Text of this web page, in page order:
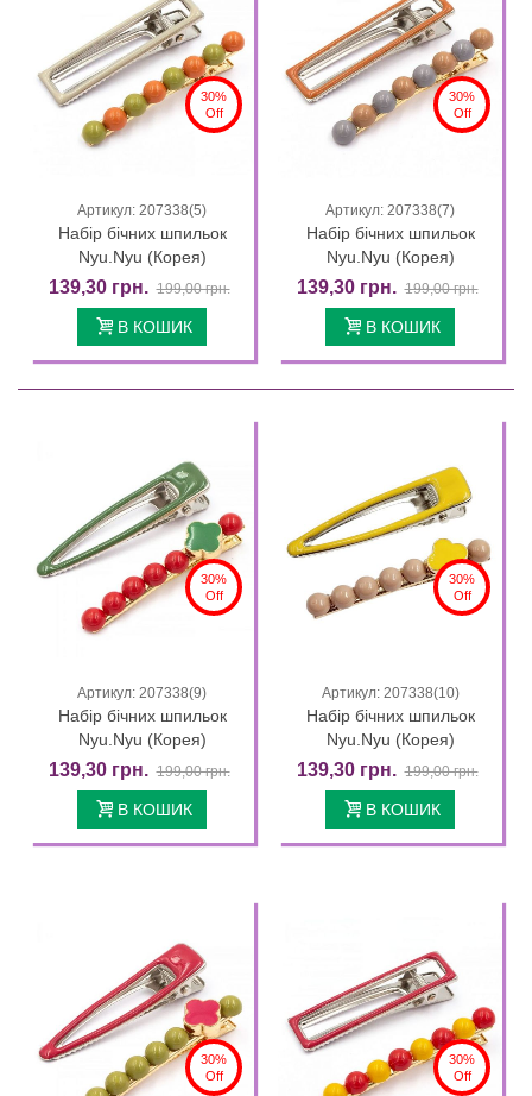
30%
Off
Артикул: 207338(5)
Набір бічних шпильок
Nyu.Nyu (Корея)
139,30 грн. 199,00 грн.
В КОШИК
30%
Off
Артикул: 207338(7)
Набір бічних шпильок
Nyu.Nyu (Корея)
139,30 грн. 199,00 грн.
В КОШИК
30%
Off
Артикул: 207338(9)
Набір бічних шпильок
Nyu.Nyu (Корея)
139,30 грн. 199,00 грн.
В КОШИК
30%
Off
Артикул: 207338(10)
Набір бічних шпильок
Nyu.Nyu (Корея)
139,30 грн. 199,00 грн.
В КОШИК
30%
Off
30%
Off